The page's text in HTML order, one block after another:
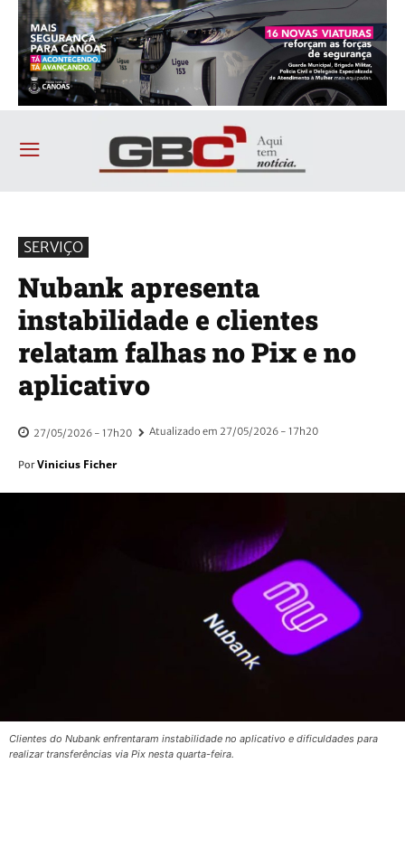
SERVIÇO
Nubank apresenta
instabilidade e clientes
relatam falhas no Pix e no
aplicativo
27/05/2026 - 17h20 Atualizado em 27/05/2026 - 17h20
Por Vinicius Ficher
Clientes do Nubank enfrentaram instabilidade no aplicativo e dificuldades para
realizar transferências via Pix nesta quarta-feira.